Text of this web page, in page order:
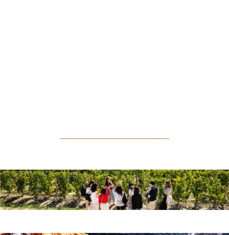
toutes ses coutures.
Visiter nos Châteaux